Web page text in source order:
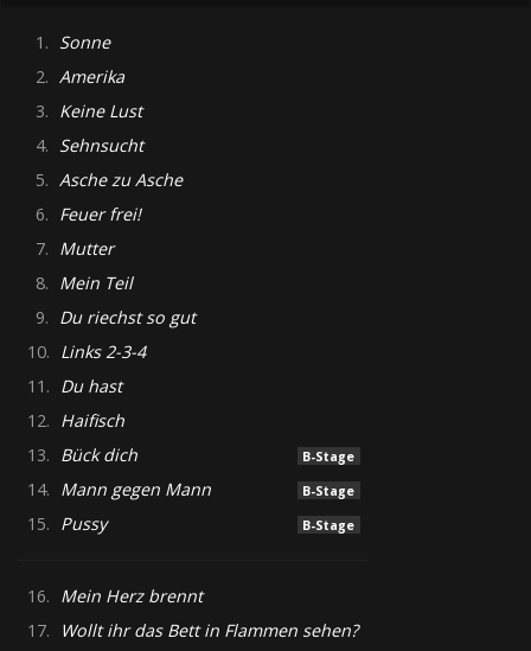
1. Sonne
2. Amerika
3. Keine Lust
4. Sehnsucht
5. Asche zu Asche
6. Feuer frei!
7. Mutter
8. Mein Teil
9. Du riechst so gut
10. Links 2-3-4
11. Du hast
12. Haifisch
13. Bück dich B-Stage
14. Mann gegen Mann B-Stage
15. Pussy B-Stage
16. Mein Herz brennt
17.
Wollt ihr das Bett in Flammen sehen?